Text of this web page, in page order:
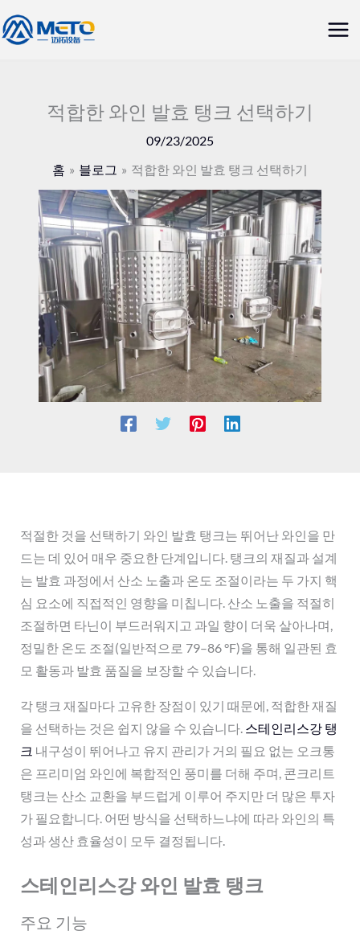
텐
메
적합한 와인 발효 탱크 선택하기
09/23/2025
홈
블로그 적합한 와인 발효 탱크 선택하기
적절한 것을 선택하기 와인 발효 탱크는 뛰어난 와인을 만
드는 데 있어 매우 중요한 단계입니다. 탱크의 재질과 설계
는 발효 과정에서 산소 노출과 온도 조절이라는 두 가지 핵
심 요소에 직접적인 영향을 미칩니다. 산소 노출을 적절히
조절하면 타닌이 부드러워지고 과일 향이 더욱 살아나며,
정밀한 온도 조절(일반적으로 79–86 °F)을 통해 일관된 효
모 활동과 발효 품질을 보장할 수 있습니다.
각 탱크 재질마다 고유한 장점이 있기 때문에, 적합한 재질
을 선택하는 것은 쉽지 않을 수 있습니다.스테인리스강 탱
크 내구성이 뛰어나고 유지 관리가 거의 필요 없는 오크통
은 프리미엄 와인에 복합적인 풍미를 더해 주며, 콘크리트
탱크는 산소 교환을 부드럽게 이루어 주지만 더 많은 투자
가 필요합니다. 어떤 방식을 선택하느냐에 따라 와인의 특
성과 생산 효율성이 모두 결정됩니다.
스테인리스강 와인 발효 탱크
주요 기능